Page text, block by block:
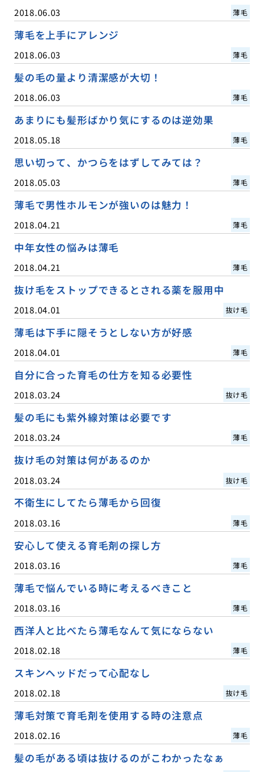
2018.06.03 薄毛
薄毛を上手にアレンジ
2018.06.03 薄毛
髪の毛の量より清潔感が大切！
2018.06.03 薄毛
あまりにも髪形ばかり気にするのは逆効果
2018.05.18 薄毛
思い切って、かつらをはずしてみては？
2018.05.03 薄毛
薄毛で男性ホルモンが強いのは魅力！
2018.04.21 薄毛
中年女性の悩みは薄毛
2018.04.21 薄毛
抜け毛をストップできるとされる薬を服用中
2018.04.01 抜け毛
薄毛は下手に隠そうとしない方が好感
2018.04.01 薄毛
自分に合った育毛の仕方を知る必要性
2018.03.24 抜け毛
髪の毛にも紫外線対策は必要です
2018.03.24 薄毛
抜け毛の対策は何があるのか
2018.03.24 抜け毛
不衛生にしてたら薄毛から回復
2018.03.16 薄毛
安心して使える育毛剤の探し方
2018.03.16 薄毛
薄毛で悩んでいる時に考えるべきこと
2018.03.16 薄毛
西洋人と比べたら薄毛なんて気にならない
2018.02.18 薄毛
スキンヘッドだって心配なし
2018.02.18 抜け毛
薄毛対策で育毛剤を使用する時の注意点
2018.02.16 薄毛
髪の毛がある頃は抜けるのがこわかったなぁ